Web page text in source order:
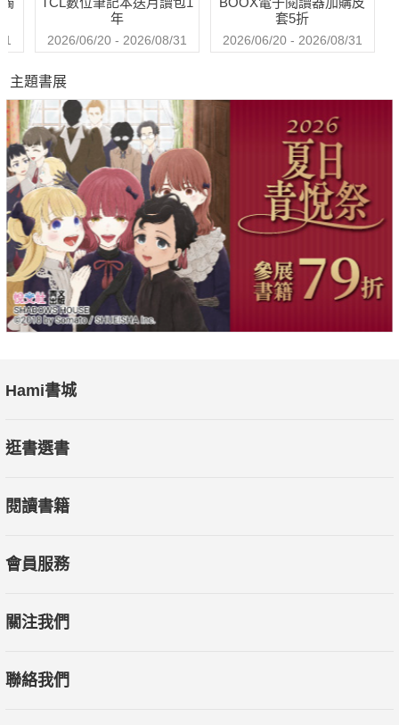
年
2026/06/20 - 2026/08/31
套5折
2026/06/20 - 2026/08/31
主題書展
Hami書城
逛書選書
閱讀書籍
會員服務
關注我們
聯絡我們